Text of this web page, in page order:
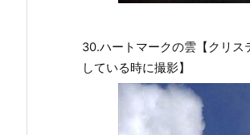
30.ハートマークの雲【クリ
している時に撮影】